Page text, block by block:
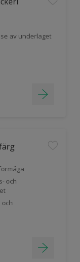
av underlaget
och